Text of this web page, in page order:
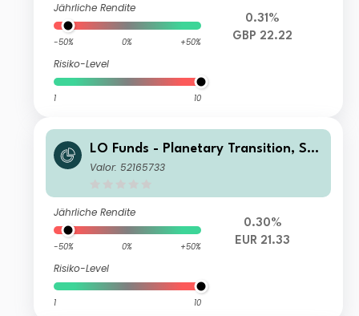
Jährliche Rendite
-50% 0% +50%
Risiko-Level
1 10
0.31%
GBP 22.22
LO Funds - Planetary Transition, Sys
t. NAV Hdg, Seed, (EUR) MA
Valor: 52165733
Jährliche Rendite
-50% 0% +50%
Risiko-Level
1 10
0.30%
EUR 21.33